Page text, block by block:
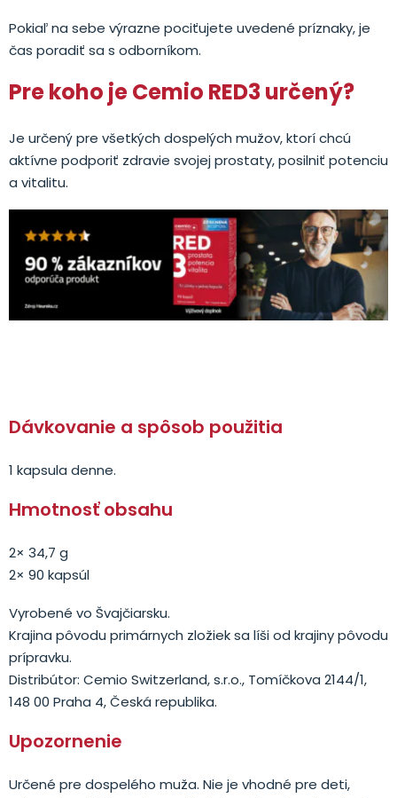
Pokiaľ na sebe výrazne pociťujete uvedené príznaky, je
čas poradiť sa s odborníkom.
Pre koho je Cemio RED3 určený?
Je určený pre všetkých dospelých mužov, ktorí chcú
aktívne podporiť zdravie svojej prostaty, posilniť potenciu
a vitalitu.
Dávkovanie a spôsob použitia
1 kapsula denne.
Hmotnosť obsahu
2× 34,7 g
2× 90 kapsúl
Vyrobené vo Švajčiarsku.
Krajina pôvodu primárnych zložiek sa líši od krajiny pôvodu
prípravku.
Distribútor: Cemio Switzerland, s.r.o., Tomíčkova 2144/1,
148 00 Praha 4, Česká republika.
Upozornenie
Určené pre dospelého muža. Nie je vhodné pre deti,